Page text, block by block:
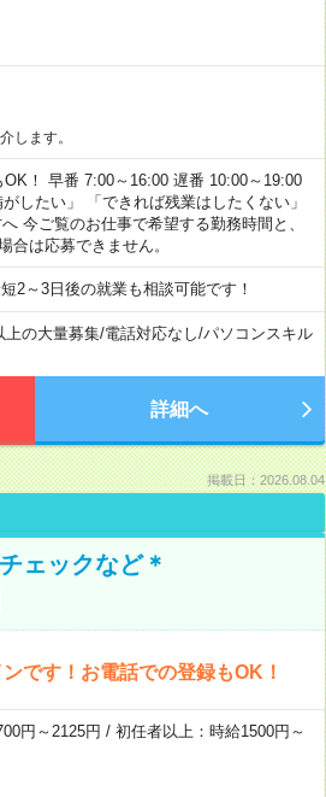
します。
！ 早番 7:00～16:00 遅番 10:00～19:00
したい」 「できれば残業はしたくない」
今ご覧のお仕事で希望する勤務時間と、
合は応募できません。
2～3日後の就業も相談可能です！
上の大量募集/電話対応なし/パソコンスキル
詳細へ
掲載日：2026.08.04
ェックなど＊
です！お電話での登録もOK！
円～2125円 / 初任者以上：時給1500円～